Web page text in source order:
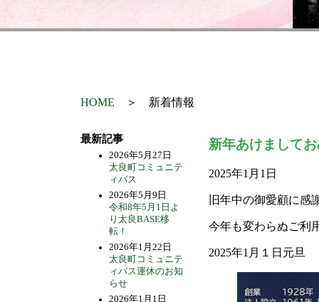
HOME ＞ 新着情報
新年あけまして
2025年1月1日
旧年中の御愛顧に感
今年も変わらぬご利
2025年1月１日元旦
最新記事
2026年5月27日
太良町コミュニテ
ィバス
2026年5月9日
令和8年5月1日よ
り太良BASE移
転！
2026年1月22日
太良町コミュニテ
ィバス運休のお知
らせ
2026年1月1日